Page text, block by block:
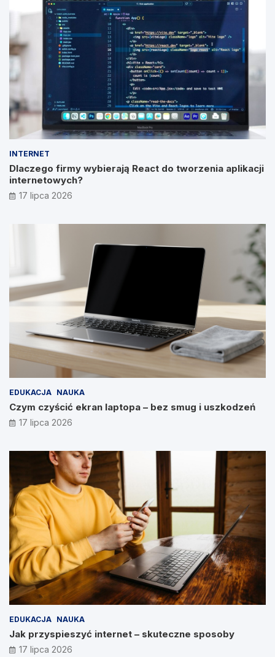
INTERNET
Dlaczego firmy wybierają React do tworzenia aplikacji
internetowych?
17 lipca 2026
EDUKACJA NAUKA
Czym czyścić ekran laptopa – bez smug i uszkodzeń
17 lipca 2026
EDUKACJA NAUKA
Jak przyspieszyć internet – skuteczne sposoby
17 lipca 2026